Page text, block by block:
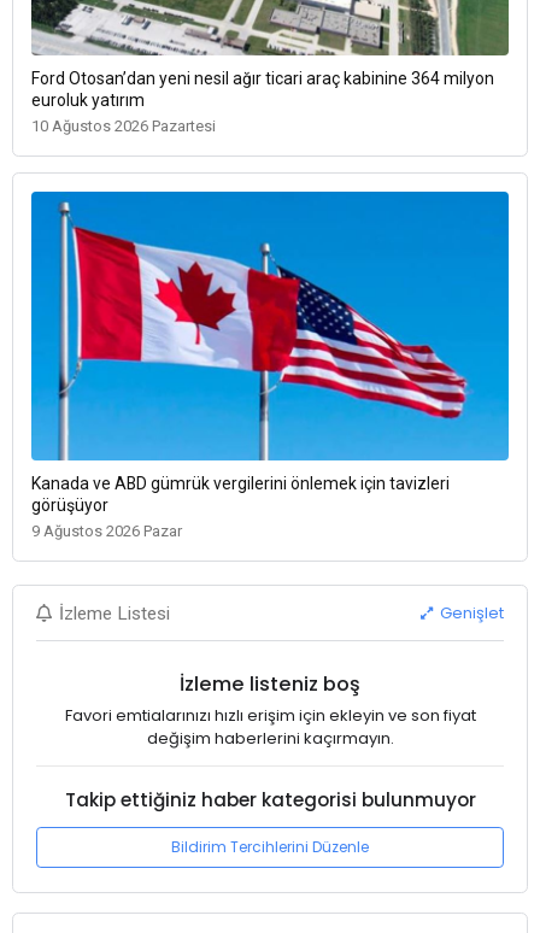
Ford Otosan’dan yeni nesil ağır ticari araç kabinine 364 milyon
euroluk yatırım
10 Ağustos 2026 Pazartesi
Kanada ve ABD gümrük vergilerini önlemek için tavizleri
görüşüyor
9 Ağustos 2026 Pazar
İzleme Listesi Genişlet
İzleme listeniz boş
Favori emtialarınızı hızlı erişim için ekleyin ve son fiyat
değişim haberlerini kaçırmayın.
Takip ettiğiniz haber kategorisi bulunmuyor
Bildirim Tercihlerini Düzenle